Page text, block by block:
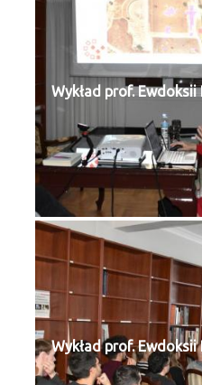
Wykład prof. Ewdoksii
Wykład prof. Ewdoksii